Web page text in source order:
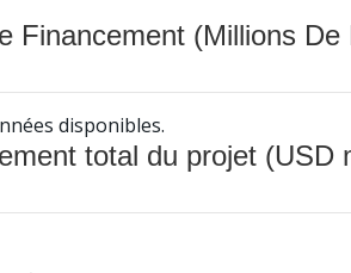
Financement (Millions De
disponibles.
total du projet (USD